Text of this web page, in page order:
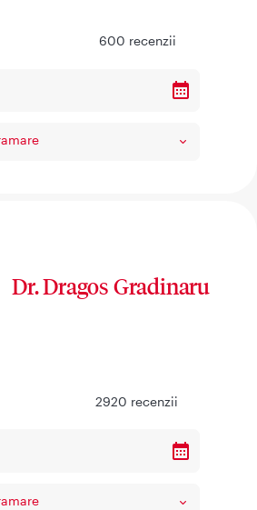
600 recenzii
Dr. Dragos Gradinaru
2920 recenzii